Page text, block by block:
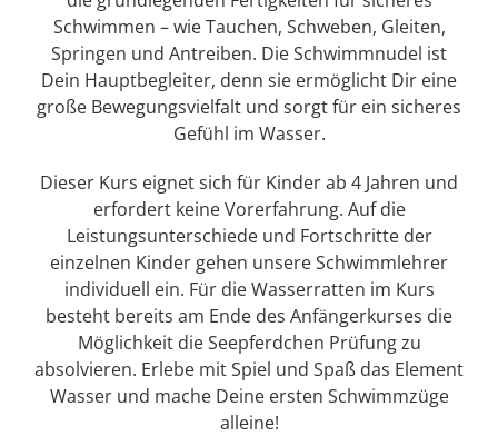
Schwimmen – wie Tauchen, Schweben, Gleiten,
Springen und Antreiben. Die Schwimmnudel ist
Dein Hauptbegleiter, denn sie ermöglicht Dir eine
große Bewegungsvielfalt und sorgt für ein sicheres
Gefühl im Wasser.
Dieser Kurs eignet sich für Kinder ab 4 Jahren und
erfordert keine Vorerfahrung. Auf die
Leistungsunterschiede und Fortschritte der
einzelnen Kinder gehen unsere Schwimmlehrer
individuell ein. Für die Wasserratten im Kurs
besteht bereits am Ende des Anfängerkurses die
Möglichkeit die Seepferdchen Prüfung zu
absolvieren. Erlebe mit Spiel und Spaß das Element
Wasser und mache Deine ersten Schwimmzüge
alleine!